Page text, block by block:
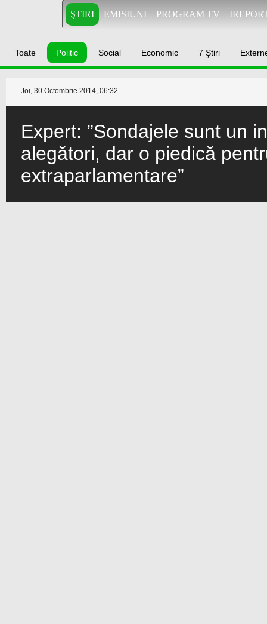
ŞTIRI EMISIUNI PROGRAM TV
Toate Politic Social Economic 7 Ştiri
Joi, 30 Octombrie 2014, 06:32
Expert: ”Sondajele sunt un
alegători, dar o piedică
extraparlamentare”